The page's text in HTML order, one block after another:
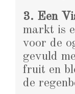
3. Een
markt is
voor de
gevuld
fruit en
de